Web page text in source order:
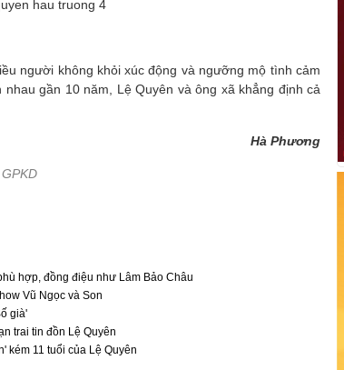
người không khỏi xúc động và ngưỡng mộ tình cảm
gần 10 năm, Lệ Quyên và ông xã khẳng định cả
Hà Phương
hợp, đồng điệu như Lâm Bảo Châu
Vũ Ngọc và Son
già'
trai tin đồn Lệ Quyên
kém 11 tuổi của Lệ Quyên